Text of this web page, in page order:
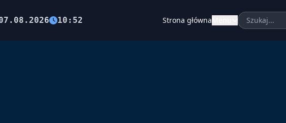
10:52 Strona główna